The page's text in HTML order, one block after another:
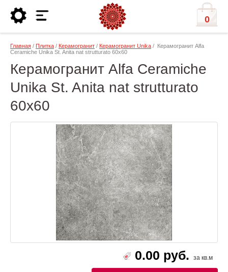
0
Главная / Плитка / Керамогранит / Керамогранит Unika / Керамогранит Alfa
Ceramiche Unika St. Anita nat strutturato 60х60
Керамогранит Alfa Ceramiche
Unika St. Anita nat strutturato
60х60
0.00 руб. за кв.м